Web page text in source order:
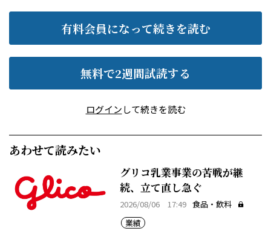
有料会員になって続きを読む
無料で2週間試読する
ログインして続きを読む
あわせて読みたい
グリコ乳業事業の苦戦が継
続、立て直し急ぐ
2026/08/06 17:49 食品・飲料
業績